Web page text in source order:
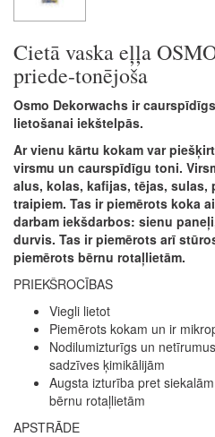
Cietā vaska eļļa
priede-tonējoša
Osmo Dekorwachs ir
lietošanai iekštelpās.
Ar vienu kārtu kokam var
virsmu un caurspīdīgu toni.
alus, kolas, kafijas, tējas, sulas,
traipiem. Tas ir piemērots koka
darbam iekšdarbos: sienu
durvis. Tas ir piemērots arī
piemērots bērnu rotaļlietām.
PRIEKŠROCĪBAS
Viegli lietot
Piemērots kokam un ir
Nodilumizturīgs un
sadzīves ķimikālijām
Augsta izturība pret
bērnu rotaļlietām
APSTRĀDE